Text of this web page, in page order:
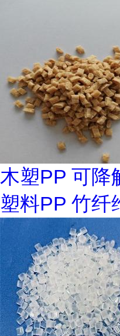
木塑PP 可降
塑料PP 竹纤